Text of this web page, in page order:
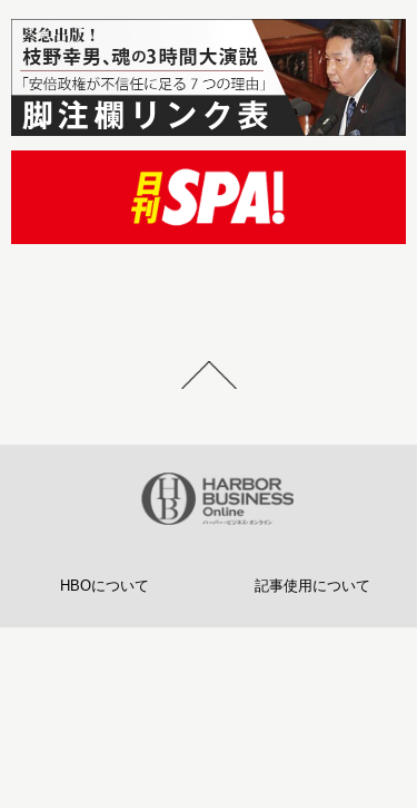
HBOについて 記事使用について